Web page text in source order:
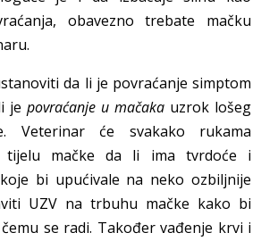
obavezno trebate mačku
da li je povraćanje simptom
je povraćanje u mačaka uzrok lošeg
Veterinar će svakako rukama
tijelu mačke da li ima tvrdoće i
bi upućivale na neko ozbiljnije
UZV na trbuhu mačke kako bi
se radi. Također vađenje krvi i